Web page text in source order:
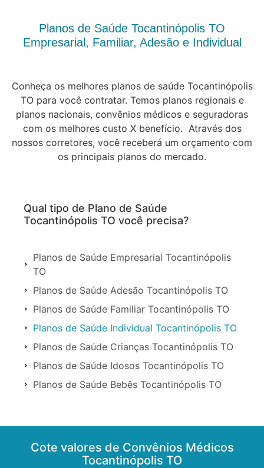
Planos de Saúde Tocantinópolis TO
Empresarial, Familiar, Adesão e Individual
Conheça os melhores planos de saúde Tocantinópolis
TO para você contratar. Temos planos regionais e
planos nacionais, convênios médicos e seguradoras
com os melhores custo X benefício. Através dos
nossos corretores, você receberá um orçamento com
os principais planos do mercado.
Qual tipo de Plano de Saúde
Tocantinópolis TO você precisa?
Planos de Saúde Empresarial Tocantinópolis
TO
Planos de Saúde Adesão Tocantinópolis TO
Planos de Saúde Familiar Tocantinópolis TO
Planos de Saúde Individual Tocantinópolis TO
Planos de Saúde Crianças Tocantinópolis TO
Planos de Saúde Idosos Tocantinópolis TO
Planos de Saúde Bebês Tocantinópolis TO
Cote valores de Convênios Médicos
Tocantinópolis TO